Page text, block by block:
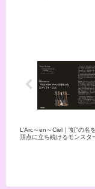
的に活動しています
では、そんな
曲・編曲のすべてを
スタイルが特徴です
細な心理を描いた楽
きることの意味を問
ッセージソングまで
風を持っています。 本記事で
は、そんな槇原敬之
魅力をたっぷりとお
す。 音楽好きなら押
L’Arc～en～Ciel｜”虹”の名
頂点に立ち続けるモンスタ